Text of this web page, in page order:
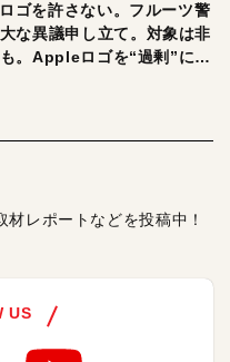
ゴを許さない。フルーツ警
な異議申し立て。対象は非
。Appleロゴを“過剰”に守
レポートなどを投稿中！
US